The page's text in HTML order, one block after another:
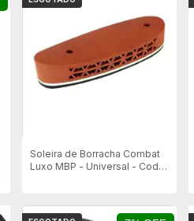
Soleira de Borracha Combat
Luxo MBP - Universal - Cod